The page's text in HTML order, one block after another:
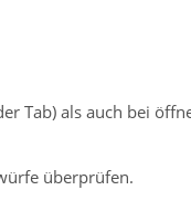
Tab) als auch bei
überprüfen.